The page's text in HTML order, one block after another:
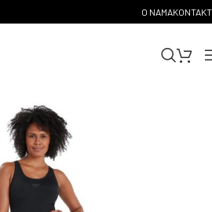
O NAMAKONTAKT